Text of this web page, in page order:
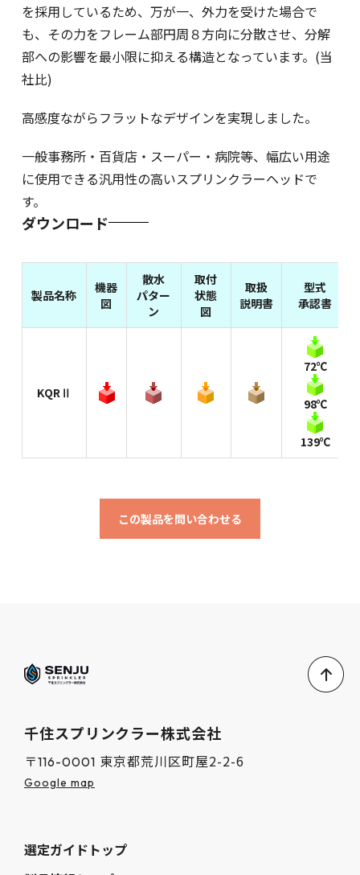
を採用しているため、万が一、外力を受けた場合で
も、その力をフレーム部円周８方向に分散させ、分解
部への影響を最小限に抑える構造となっています。(当
社比)
高感度ながらフラットなデザインを実現しました。
一般事務所・百貨店・スーパー・病院等、幅広い用途
に使用できる汎用性の高いスプリンクラーヘッドで
す。
ダウンロード
製品名称
機器
図
散水
パター
ン
取付
状態
図
取扱
説明書
型式
承認書
KQRⅡ
72℃
98℃
139℃
この製品を問い合わせる
千住スプリンクラー株式会社
〒116-0001 東京都荒川区町屋2-2-6
Google map
選定ガイドトップ